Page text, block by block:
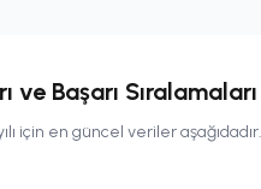
ve Başarı Sıralamaları
için en güncel veriler